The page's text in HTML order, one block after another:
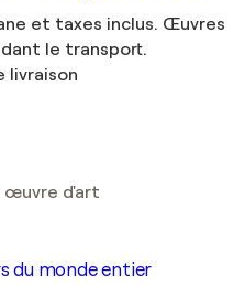
et taxes inclus. Œuvres
le transport.
livraison
œuvre d'art
du monde entier